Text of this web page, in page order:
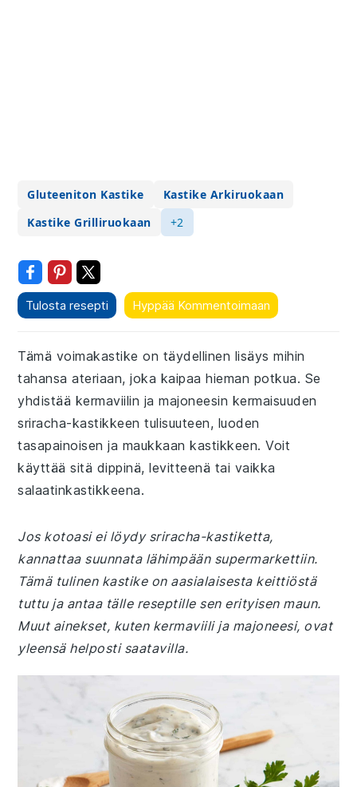
Gluteeniton Kastike
Kastike Arkiruokaan
Kastike Grilliruokaan
+2
Tulosta resepti Hyppää Kommentoimaan
Tämä voimakastike on täydellinen lisäys mihin
tahansa ateriaan, joka kaipaa hieman potkua. Se
yhdistää kermaviilin ja majoneesin kermaisuuden
sriracha-kastikkeen tulisuuteen, luoden
tasapainoisen ja maukkaan kastikkeen. Voit
käyttää sitä dippinä, levitteenä tai vaikka
salaatinkastikkeena.
Jos kotoasi ei löydy sriracha-kastiketta,
kannattaa suunnata lähimpään supermarkettiin.
Tämä tulinen kastike on aasialaisesta keittiöstä
tuttu ja antaa tälle reseptille sen erityisen maun.
Muut ainekset, kuten kermaviili ja majoneesi, ovat
yleensä helposti saatavilla.